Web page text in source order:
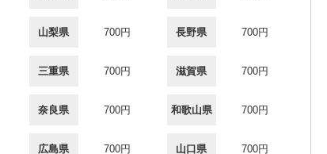
山梨県 700円 長野県 700円
三重県 700円 滋賀県 700円
奈良県 700円 和歌山県 700円
広島県 700円 山口県 700円